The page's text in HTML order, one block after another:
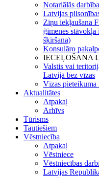
Notariālās
Latvijas
Ziņu iekļaušana
ģimenes
šķiršana)
Konsulāro
IECEĻOŠANA
Valstis vai
Latvijā bez vīzas
Vīzas pieteikuma
Aktualitātes
Atpakaļ
Arhīvs
Tūrisms
Tautiešiem
Vēstniecība
Atpakaļ
Vēstniece
Vēstniecības
Latvijas